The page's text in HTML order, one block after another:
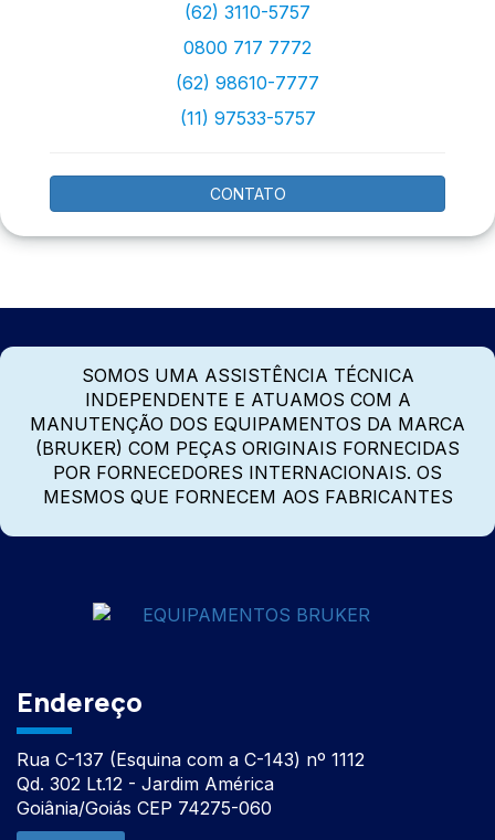
(62) 3110-5757
0800 717 7772
(62) 98610-7777
(11) 97533-5757
CONTATO
SOMOS UMA ASSISTÊNCIA TÉCNICA
INDEPENDENTE E ATUAMOS COM A
MANUTENÇÃO DOS EQUIPAMENTOS DA MARCA
(BRUKER) COM PEÇAS ORIGINAIS FORNECIDAS
POR FORNECEDORES INTERNACIONAIS. OS
MESMOS QUE FORNECEM AOS FABRICANTES
Endereço
Rua C-137 (Esquina com a C-143) nº 1112
Qd. 302 Lt.12 - Jardim América
Goiânia/Goiás CEP 74275-060